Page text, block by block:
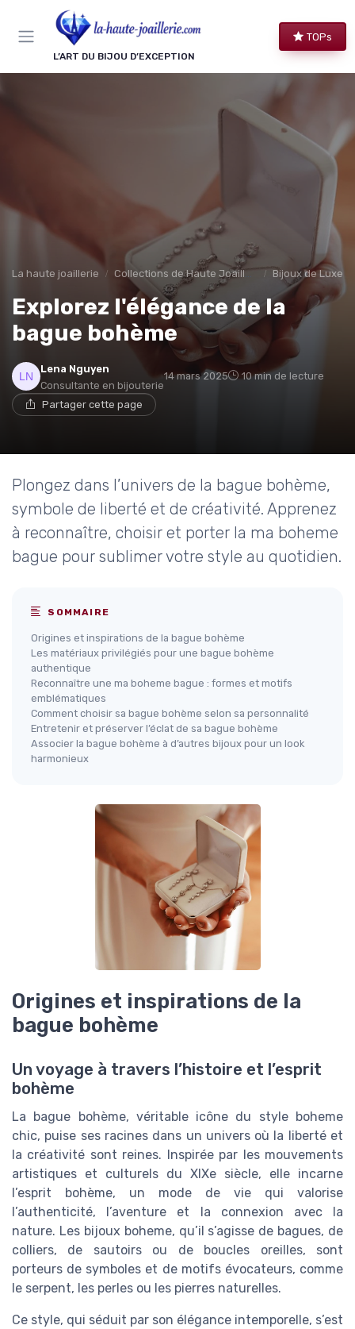
L’ART DU BIJOU D’EXCEPTION
TOPs
La haute joaillerie Collections de Haute Joaillerie Bijoux de Luxe
Explorez l'élégance de la
bague bohème
Lena Nguyen
Consultante en bijouterie
14 mars 2025 10 min de lecture
Partager cette page
Plongez dans l’univers de la bague bohème,
symbole de liberté et de créativité. Apprenez
à reconnaître, choisir et porter la ma boheme
bague pour sublimer votre style au quotidien.
SOMMAIRE
Origines et inspirations de la bague bohème
Les matériaux privilégiés pour une bague bohème
authentique
Reconnaître une ma boheme bague : formes et motifs
emblématiques
Comment choisir sa bague bohème selon sa personnalité
Entretenir et préserver l’éclat de sa bague bohème
Associer la bague bohème à d’autres bijoux pour un look
harmonieux
Origines et inspirations de la
bague bohème
Un voyage à travers l’histoire et l’esprit
bohème
La bague bohème, véritable icône du style boheme
chic, puise ses racines dans un univers où la liberté et
la créativité sont reines. Inspirée par les mouvements
artistiques et culturels du XIXe siècle, elle incarne
l’esprit bohème, un mode de vie qui valorise
l’authenticité, l’aventure et la connexion avec la
nature. Les bijoux boheme, qu’il s’agisse de bagues, de
colliers, de sautoirs ou de boucles oreilles, sont
porteurs de symboles et de motifs évocateurs, comme
le serpent, les perles ou les pierres naturelles.
Ce style, qui séduit par son élégance intemporelle, s’est
Panneau de gestion des cookies